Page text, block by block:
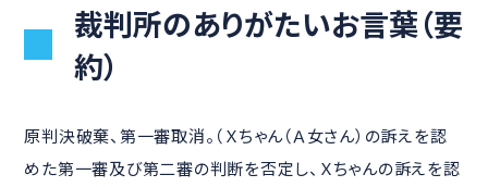
裁判所のありがたいお言葉（要
約）
原判決破棄、第一審取消。（Ｘちゃん（Ａ女さん）の訴えを認
めた第一審及び第二審の判断を否定し、Ｘちゃんの訴えを認